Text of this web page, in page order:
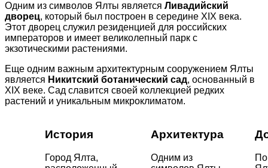
Одним из символов Ялты является Ливадийский
дворец, который был построен в середине XIX века.
Этот дворец служил резиденцией для российских
императоров и имеет великолепный парк с
экзотическими растениями.
Еще одним важным архитектурным сооружением Ялты
является Никитский ботанический сад, основанный в
XIX веке. Сад славится своей коллекцией редких
растений и уникальным микроклиматом.
История
Город Ялта,
Архитектура
Одним из